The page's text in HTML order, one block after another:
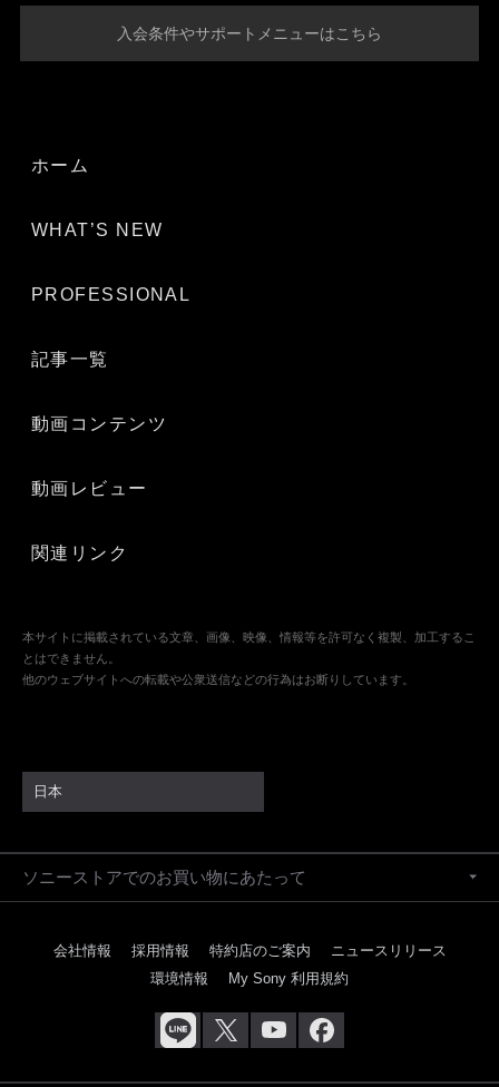
入会条件やサポートメニューはこちら
ホーム
WHAT’S NEW
PROFESSIONAL
記事一覧
動画コンテンツ
動画レビュー
関連リンク
本サイトに掲載されている文章、画像、映像、情報等を許可なく複製、加工するこ
とはできません。
他のウェブサイトへの転載や公衆送信などの行為はお断りしています。
日本
ソニーストアでのお買い物にあたって
会社情報 採用情報 特約店のご案内
ニュースリリース
環境情報
My Sony 利用規約